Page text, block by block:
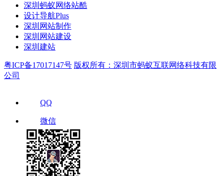
深圳蚂蚁网络站酷
设计导航Plus
深圳网站制作
深圳网站建设
深圳建站
粤ICP备17017147号 版权所有：深圳市蚂蚁互联网络科技有限
公司
QQ
微信